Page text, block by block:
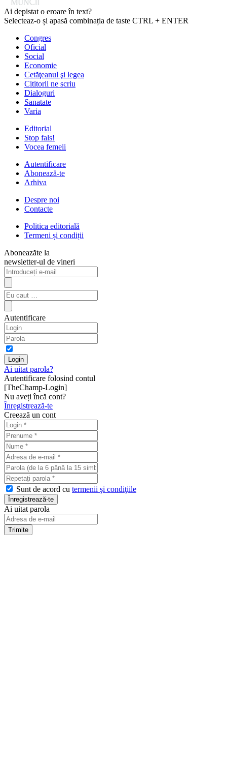
Ai depistat o eroare în text?
Selecteaz-o și apasă combinația de taste CTRL + ENTER
Congres
Oficial
Social
Economie
Cetăţeanul şi legea
Cititorii ne scriu
Dialoguri
Sanatate
Varia
Editorial
Stop fals!
Vocea femeii
Autentificare
Abonează-te
Arhiva
Despre noi
Contacte
Politica editorială
Termeni și condiții
Aboneazăte la
newsletter-ul de vineri
Autentificare
Ai uitat parola?
Autentificare folosind contul
[TheChamp-Login]
Nu aveți încă cont?
Înregistrează-te
Creează un cont
Sunt de acord cu termenii şi condiţiile
Ai uitat parola